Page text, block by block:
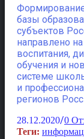
базы
субъектов
направлено
воспитания,
обучения и
системе
и
регионов
28.12.2020/0
Теги: